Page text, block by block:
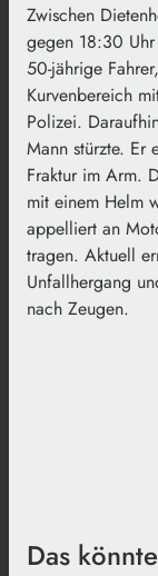
Zwischen
gegen 18:30
50-jährige
Kurvenbereich
Polizei.
Mann stürzte. Er
Fraktur im Arm.
mit einem Helm
appelliert an
tragen. Aktuell
Unfallhergang
nach Zeugen.
Das